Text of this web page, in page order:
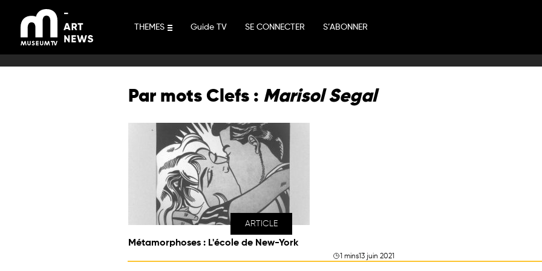
contenu
THEMES Guide TV SE CONNECTER S’ABONNER
Par mots Clefs : Marisol Segal
ARTICLE
Métamorphoses : L'école de New-York
1 mins13 juin 2021